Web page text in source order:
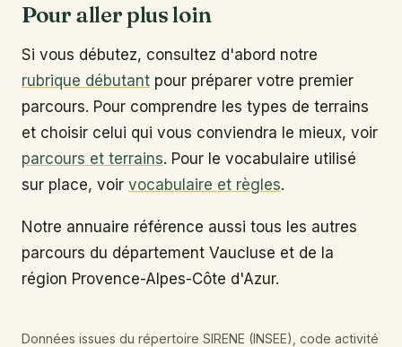
Pour aller plus loin
Si vous débutez, consultez d'abord notre
rubrique débutant pour préparer votre premier
parcours. Pour comprendre les types de terrains
et choisir celui qui vous conviendra le mieux, voir
parcours et terrains. Pour le vocabulaire utilisé
sur place, voir vocabulaire et règles.
Notre annuaire référence aussi tous les autres
parcours du département Vaucluse et de la
région Provence-Alpes-Côte d'Azur.
Données issues du répertoire SIRENE (INSEE), code activité